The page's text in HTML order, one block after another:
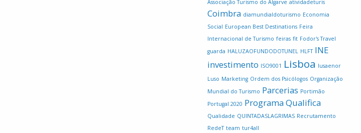
Associação Turismo do Algarve atividadeturis
Coimbra diamundialdoturismo Economia
Social European Best Destinations Feira
Internacional de Turismo feiras fit Fodor's Travel
guarda HALUZAOFUNDODOTUNEL HLFT INE
investimento ISO9001 Lisboa lusaenor
Luso Marketing Ordem dos Psicólogos Organização
Mundial do Turismo Parcerias Portimão
Portugal 2020 Programa Qualifica
Qualidade QUINTADASLAGRIMAS Recrutamento
RedeT team tur4all